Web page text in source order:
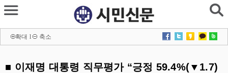
확대 l 축소
■ 이재명 대통령 직무평가 “긍정 59.4%(▼1.7)